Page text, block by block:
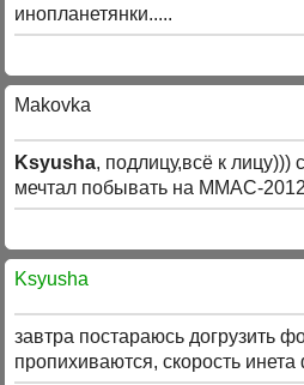
инопланетянки.....
Makovka
Ksyusha, подлицу,всё к лицу)))
мечтал побывать на ММАС-2012
Ksyusha
завтра постараюсь догрузить
пропихиваются, скорость инета